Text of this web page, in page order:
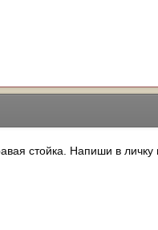
стойка. Напиши в личку